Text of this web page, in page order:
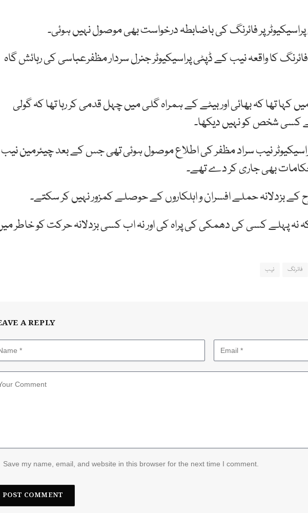
پر فائرنگ کی باضابطہ درخواست بھی موصول نہیں ہوئی۔
کا واقعہ نیب کے ڈپٹی پراسیکیوٹر جنرل سردار مظفرعباسی کی رہائش گاہ
کہا تھا کہ بھائی اور بیٹے کے ہمراہ گلی میں چہل قدمی کر رہا تھا کہ گولی
کسی شخص کو نہیں دیکھا۔
نیب سراد مظفر کی اطلاع موصول ہوئی تھی جس کے بعد چیئرمین نیب
بھی جاری کر دے تھے۔
بزدلانہ حملے افسران و اہلکاروں کے حوصلے کمزور نہیں کر سکتے۔
نہ پہلے کسی کی دھمکی کی پراہ کی اور نہ اب کسی بزدلانہ حرکت کو خاطر
فائرنگ نیب
A REPLY
Save my name, email, and website in this browser for the next time I comment.